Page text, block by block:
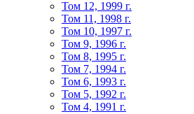
Том 12, 1999 г.
Том 11, 1998 г.
Том 10, 1997 г.
Том 9, 1996 г.
Том 8, 1995 г.
Том 7, 1994 г.
Том 6, 1993 г.
Том 5, 1992 г.
Том 4, 1991 г.